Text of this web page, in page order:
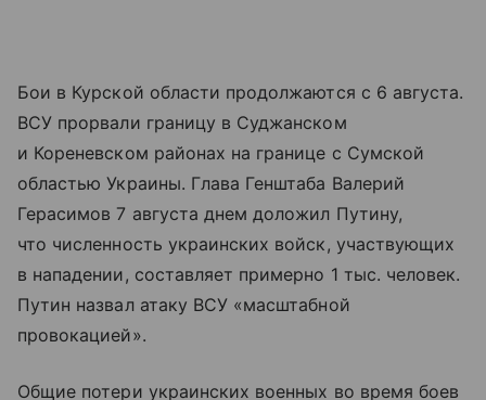
Бои в Курской области продолжаются с 6 августа.
ВСУ прорвали границу в Суджанском
и Кореневском районах на границе с Сумской
областью Украины. Глава Генштаба Валерий
Герасимов 7 августа днем доложил Путину,
что численность украинских войск, участвующих
в нападении, составляет примерно 1 тыс. человек.
Путин назвал атаку ВСУ «масштабной
провокацией».
Общие потери украинских военных во время боев